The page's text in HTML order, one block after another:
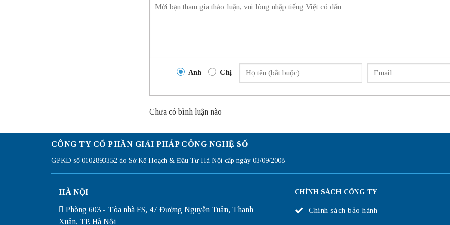
Anh Chị
Chưa có bình luận nào
CÔNG TY CỔ PHẦN GIẢI PHÁP CÔNG NGHỆ SỐ
GPKD số 0102893352 do Sở Kế Hoạch & Đầu Tư Hà Nội cấp ngày 03/09/2008
HÀ NỘI
Phòng 603 - Tòa nhà FS, 47 Đường Nguyễn Tuân, Thanh
Xuân, TP. Hà Nội
CHÍNH SÁCH CÔNG TY
Chính sách bảo hành